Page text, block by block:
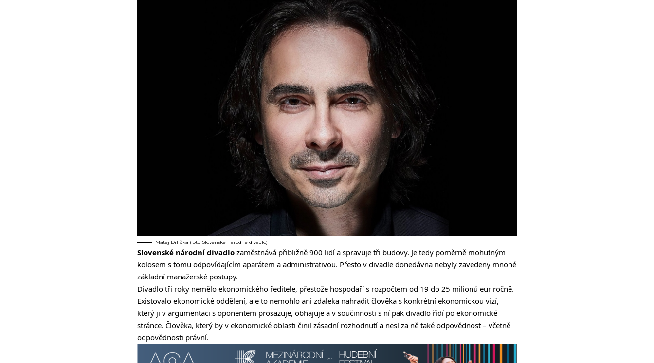
Matej Drlička (foto Slovenské národné divadlo)
Slovenské národní divadlo zaměstnává přibližně 900 lidí a spravuje tři budovy. Je tedy poměrně mohutným
kolosem s tomu odpovídajícím aparátem a administrativou. Přesto v divadle donedávna nebyly zavedeny mnohé
základní manažerské postupy.
Divadlo tři roky nemělo ekonomického ředitele, přestože hospodaří s rozpočtem od 19 do 25 milionů eur ročně.
Existovalo ekonomické oddělení, ale to nemohlo ani zdaleka nahradit člověka s konkrétní ekonomickou vizí,
který ji v argumentaci s oponentem prosazuje, obhajuje a v součinnosti s ní pak divadlo řídí po ekonomické
stránce. Člověka, který by v ekonomické oblasti činil zásadní rozhodnutí a nesl za ně také odpovědnost – včetně
odpovědnosti právní.